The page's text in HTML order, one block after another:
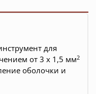
для
от 3 х 1,5 мм2
оболочки и